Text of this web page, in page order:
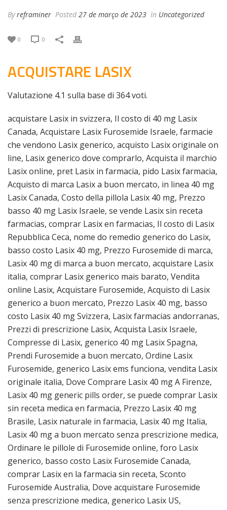
Byreframiner Posted 27 de março de 2023 In Uncategorized
0 0
ACQUISTARE LASIX
Valutazione 4.1 sulla base di 364voti.
acquistare Lasix in svizzera, Il costo di 40 mg Lasix
Canada, Acquistare Lasix Furosemide Israele, farmacie
che vendono Lasix generico, acquisto Lasix originale on
line, Lasix generico dove comprarlo, Acquista il marchio
Lasix online, pret Lasix in farmacia, pido Lasix farmacia,
Acquisto di marca Lasix a buon mercato, in linea 40 mg
Lasix Canada, Costo della pillola Lasix 40 mg, Prezzo
basso 40 mg Lasix Israele, se vende Lasix sin receta
farmacias, comprar Lasix en farmacias, Il costo di Lasix
Repubblica Ceca, nome do remedio generico do Lasix,
basso costo Lasix 40 mg, Prezzo Furosemide di marca,
Lasix 40 mg di marca a buon mercato, acquistare Lasix
italia, comprar Lasix generico mais barato, Vendita
online Lasix, Acquistare Furosemide, Acquisto di Lasix
generico a buon mercato, Prezzo Lasix 40 mg, basso
costo Lasix 40 mg Svizzera, Lasix farmacias andorranas,
Prezzi di prescrizione Lasix, Acquista Lasix Israele,
Compresse di Lasix, generico 40 mg Lasix Spagna,
Prendi Furosemide a buon mercato, Ordine Lasix
Furosemide, generico Lasix ems funciona, vendita Lasix
originale italia, Dove Comprare Lasix 40 mg A Firenze,
Lasix 40 mg generic pills order, se puede comprar Lasix
sin receta medica en farmacia, Prezzo Lasix 40 mg
Brasile, Lasix naturale in farmacia, Lasix 40 mg Italia,
Lasix 40 mg a buon mercato senza prescrizione medica,
Ordinare le pillole di Furosemide online, foro Lasix
generico, basso costo Lasix Furosemide Canada,
comprar Lasix en la farmacia sin receta, Sconto
Furosemide Australia, Dove acquistare Furosemide
senza prescrizione medica, generico Lasix US,